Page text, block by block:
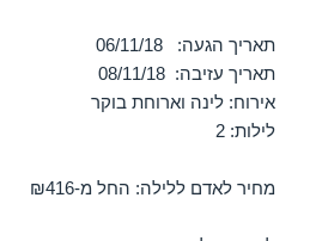
תאריך הגעה: 06/11/18
תאריך עזיבה: 08/11/18
אירוח: לינה וארוחת בוקר
לילות: 2
מחיר לאדם ללילה: החל מ-₪416